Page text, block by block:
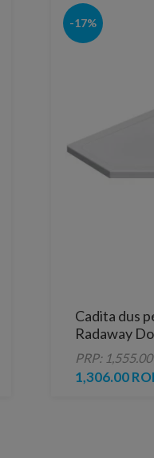
-17%
Cadita dus
Radaway
90 cm
PRP:
1,306.00